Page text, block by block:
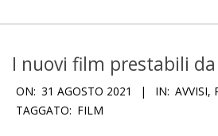
Biblioteca
civica
Cologno
Monzese
I nuovi film prestabili
ON: 31 AGOSTO 2021 IN: AVVISI,
TAGGATO: FILM